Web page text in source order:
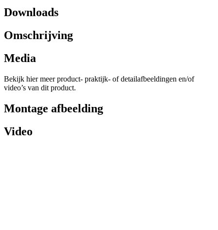
Downloads
Omschrijving
Media
Bekijk hier meer product- praktijk- of detailafbeeldingen en/of
video’s van dit product.
Montage afbeelding
Video